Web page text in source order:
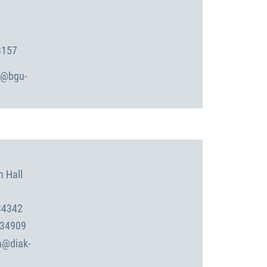
Hall